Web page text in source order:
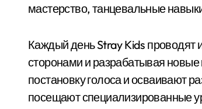
мастерство, танцевальные
Каждый день Stray Kids проводят
сторонами и разрабатывая
постановку голоса и осваивают
посещают специализированные